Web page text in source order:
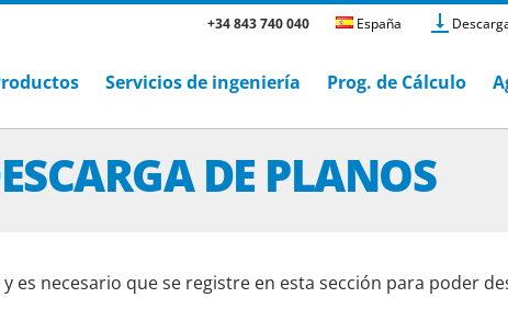
+34 843 740 040 España
Servicios de ingeniería Prog. de Cálculo
DE PLANOS
es necesario que se registre en esta sección para poder